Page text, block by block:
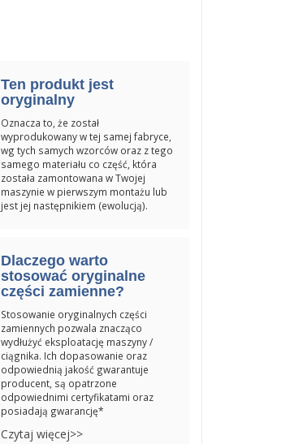
Ten produkt jest
oryginalny
Oznacza to, że został
wyprodukowany w tej samej fabryce,
wg tych samych wzorców oraz z tego
samego materiału co część, która
została zamontowana w Twojej
maszynie w pierwszym montażu lub
jest jej następnikiem (ewolucją).
Dlaczego warto
stosować oryginalne
części zamienne?
Stosowanie oryginalnych części
zamiennych pozwala znacząco
wydłużyć eksploatację maszyny /
ciągnika. Ich dopasowanie oraz
odpowiednią jakość gwarantuje
producent, są opatrzone
odpowiednimi certyfikatami oraz
posiadają gwarancję*
Czytaj więcej>>